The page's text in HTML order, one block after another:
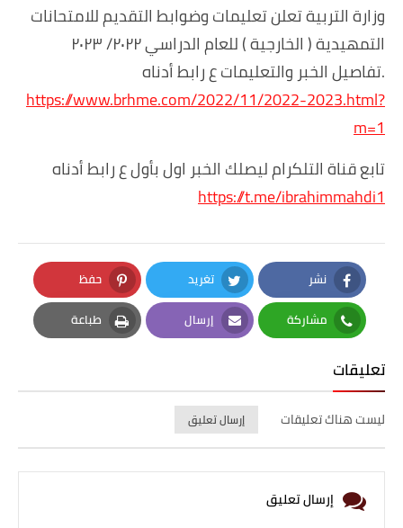
وزارة التربية تعلن تعليمات وضوابط التقديم للامتحانات
التمهيدية ( الخارجية ) للعام الدراسي ٢٠٢٢/ ٢٠٢٣
.تفاصيل الخبر والتعليمات ع رابط أدناه
https://www.brhme.com/2022/11/2022-2023.html?
m=1
تابع قناة التلكرام ليصلك الخبر اول بأول ع رابط أدناه
https://t.me/ibrahimmahdi1
نشر
Facebook
تغريد
Twitter
حفظ
Pinterest
مشاركة
Whatsapp
إرسال
Email
طباعة
Print
تعليقات
ليست هناك تعليقات إرسال تعليق
إرسال تعليق